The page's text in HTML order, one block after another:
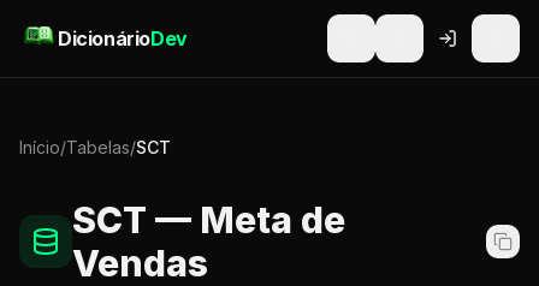
DicionárioDev
Início/Tabelas/SCT
SCT — Meta de
Vendas